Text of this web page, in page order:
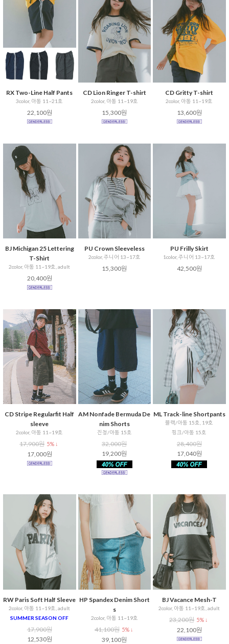
RX Two-Line Half Pants
3color, 아동 11~21호
22,100원
CD Lion Ringer T-shirt
2color, 아동 11~19호
15,300원
CD Gritty T-shirt
2color, 아동 11~19호
13,600원
BJ Michigan 25 Lettering
T-Shirt
2color, 아동 11~19호, adult
20,400원
PU Crown Sleeveless
2color, 주니어 13~17호
15,300원
PU Frilly Skirt
1color, 주니어 13~17호
42,500원
CD Stripe Regularfit Half
sleeve
2color, 아동 11~19호
17,900원 5% ↓
17,000원
AM Nonfade Bermuda De
nim Shorts
진청/아동 15호
32,000원
19,200원
ML Track-line Shortpants
블랙/아동 15호, 19호
핑크/아동 15호
28,400원
17,040원
RW Paris Soft Half Sleeve
2color, 아동 11~19호, adult
SUMMER SEASON OFF
17,900원
12,530원
HP Spandex Denim Short
s
2color, 아동 11~19호
41,100원 5% ↓
39,100원
BJ Vacance Mesh-T
2color, 아동 11~19호, adult
23,200원 5% ↓
22,100원